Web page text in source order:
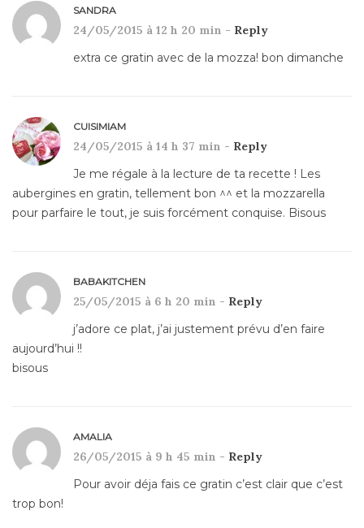
SANDRA
24/05/2015 à 12 h 20 min - Reply
extra ce gratin avec de la mozza! bon dimanche
CUISIMIAM
24/05/2015 à 14 h 37 min - Reply
Je me régale à la lecture de ta recette ! Les
aubergines en gratin, tellement bon ^^ et la mozzarella
pour parfaire le tout, je suis forcément conquise. Bisous
BABAKITCHEN
25/05/2015 à 6 h 20 min - Reply
j’adore ce plat, j’ai justement prévu d’en faire
aujourd’hui !!
bisous
AMALIA
26/05/2015 à 9 h 45 min - Reply
Pour avoir déja fais ce gratin c’est clair que c’est
trop bon!